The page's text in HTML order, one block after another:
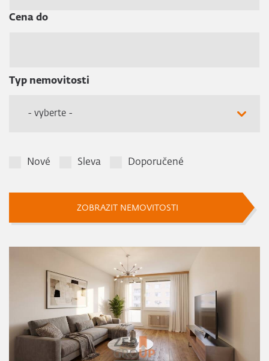
Cena do
Typ nemovitosti
- vyberte -
Nové Sleva Doporučené
ZOBRAZIT NEMOVITOSTI